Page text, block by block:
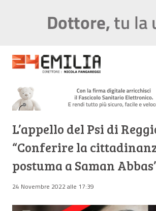
L’appello del Psi di
“Conferire la
postuma a Saman
24 Novembre 2022 alle 17:39